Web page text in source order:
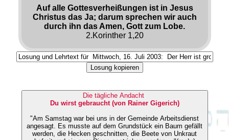
Auf alle Gottesverheißungen ist in Jesus
Christus das Ja; darum sprechen wir auch
durch ihn das Amen, Gott zum Lobe.
2.Korinther 1,20
Losung kopieren
Die tägliche Andacht
Du wirst gebraucht (von Rainer Gigerich)
"Am Samstag war bei uns in der Gemeinde Arbeitsdienst
angesagt. Es musste auf dem Grundstück ein Baum gefällt
werden, die Hecken geschnitten, die Beete von Unkraut